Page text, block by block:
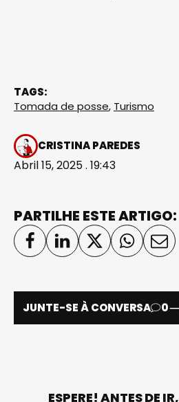
TAGS:
Tomada de posse, Turismo
CRISTINA PAREDES
Abril 15, 2025 . 19:43
PARTILHE ESTE ARTIGO:
JUNTE-SE À CONVERSA 0
ESPERE! ANTES DE